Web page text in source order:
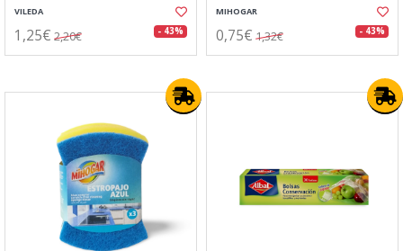
VILEDA
1,25€ 2,20€ - 43%
MIHOGAR
0,75€ 1,32€ - 43%